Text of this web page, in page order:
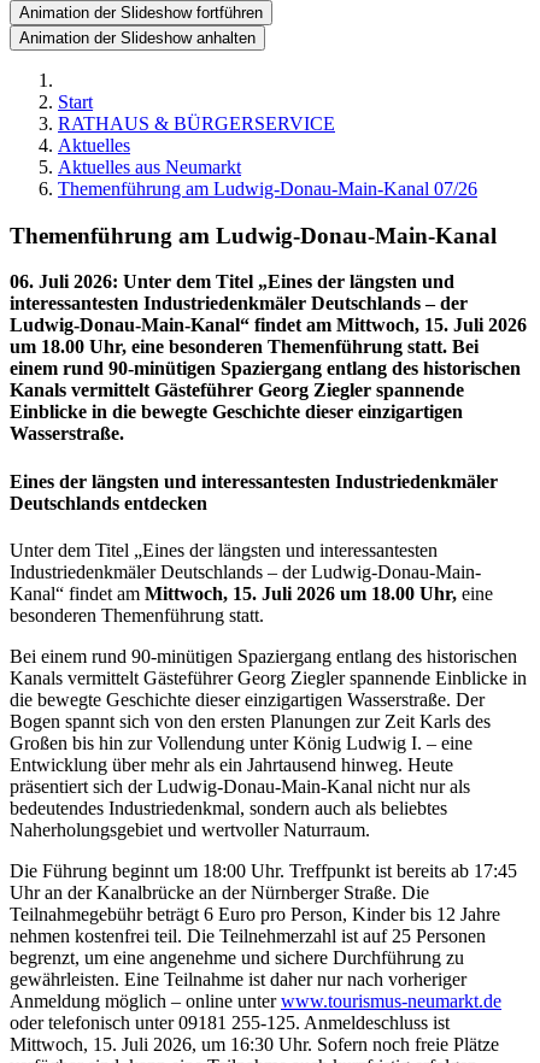
Animation der Slideshow fortführen
Animation der Slideshow anhalten
Start
RATHAUS & BÜRGERSERVICE
Aktuelles
Aktuelles aus Neumarkt
Themenführung am Ludwig-Donau-Main-Kanal 07/26
Themenführung am Ludwig-Donau-Main-Kanal
06. Juli 2026: Unter dem Titel „Eines der längsten und
interessantesten Industriedenkmäler Deutschlands – der
Ludwig-Donau-Main-Kanal“ findet am Mittwoch, 15. Juli 2026
um 18.00 Uhr, eine besonderen Themenführung statt. Bei
einem rund 90-minütigen Spaziergang entlang des historischen
Kanals vermittelt Gästeführer Georg Ziegler spannende
Einblicke in die bewegte Geschichte dieser einzigartigen
Wasserstraße.
Eines der längsten und interessantesten Industriedenkmäler
Deutschlands entdecken
Unter dem Titel „Eines der längsten und interessantesten
Industriedenkmäler Deutschlands – der Ludwig-Donau-Main-
Kanal“ findet am Mittwoch, 15. Juli 2026 um 18.00 Uhr, eine
besonderen Themenführung statt.
Bei einem rund 90-minütigen Spaziergang entlang des historischen
Kanals vermittelt Gästeführer Georg Ziegler spannende Einblicke in
die bewegte Geschichte dieser einzigartigen Wasserstraße. Der
Bogen spannt sich von den ersten Planungen zur Zeit Karls des
Großen bis hin zur Vollendung unter König Ludwig I. – eine
Entwicklung über mehr als ein Jahrtausend hinweg. Heute
präsentiert sich der Ludwig-Donau-Main-Kanal nicht nur als
bedeutendes Industriedenkmal, sondern auch als beliebtes
Naherholungsgebiet und wertvoller Naturraum.
Die Führung beginnt um 18:00 Uhr. Treffpunkt ist bereits ab 17:45
Uhr an der Kanalbrücke an der Nürnberger Straße. Die
Teilnahmegebühr beträgt 6 Euro pro Person, Kinder bis 12 Jahre
nehmen kostenfrei teil. Die Teilnehmerzahl ist auf 25 Personen
begrenzt, um eine angenehme und sichere Durchführung zu
gewährleisten. Eine Teilnahme ist daher nur nach vorheriger
Anmeldung möglich – online unterwww.tourismus-neumarkt.de
oder telefonisch unter 09181 255-125. Anmeldeschluss ist
Mittwoch, 15. Juli 2026, um 16:30 Uhr. Sofern noch freie Plätze